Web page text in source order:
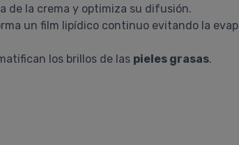
de la crema y optimiza su difusión.
un film lipídico continuo evitando la
los brillos de las pieles grasas.